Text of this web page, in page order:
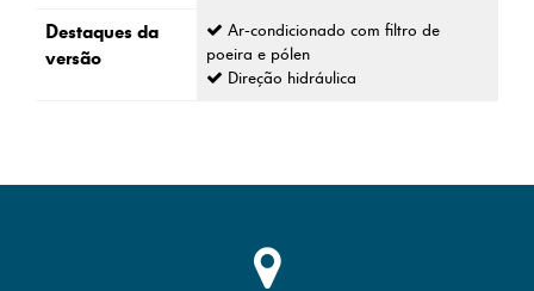
Destaques da
versão
Ar-condicionado com filtro de
poeira e pólen
Direção hidráulica